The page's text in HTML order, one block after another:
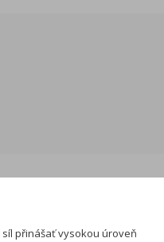
přinášať vysokou úroveň